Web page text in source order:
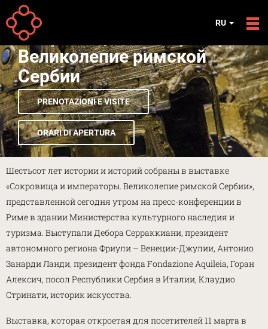
Перейти к основному содержанию
RU
ВЫСТАВКИ
Сокровища и императоры.
Великолепие римской
Сербии
PRENOTAZIONI E VISITE
ORARI DI APERTURA
Шестьсот лет истории и историй собраны в выставке
«Сокровища и императоры. Великолепие римской Сербии»,
представленной сегодня утром на пресс-конференции в
Риме в здании Министерства культурного наследия и
туризма. Выступали Дебора Серраккиани, президент
автономного региона Фриули – Венеции-Джулии, Антонио
Занарди Ланди, президент фонда Fondazione Aquileia, Горан
Алексич, посол Республики Сербия в Италии, Клаудио
Стринати, историк искусства.
Выставка, которая откроетая для посетителей 11 марта в